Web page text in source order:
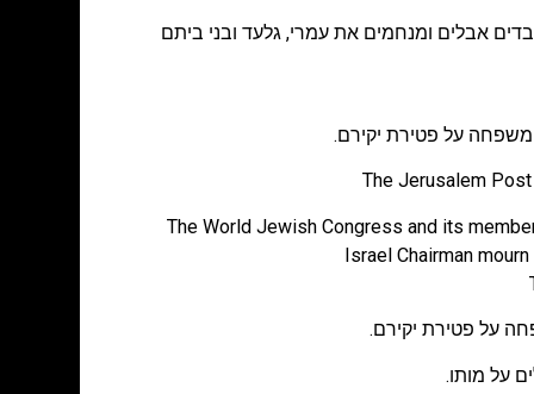
אבלים ומנחמים את עמרי, גלעד ובני ביתם
על פטירת יקירם.
The Jerusalem
The World Jewish Congress and its
Israel Chairman
על פטירת יקירם.
על מותו.